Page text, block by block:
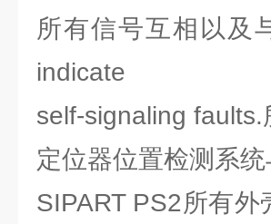
所有信号互相以及
indicate
self-signaling
定位器位置检测系
SIPART PS2所有